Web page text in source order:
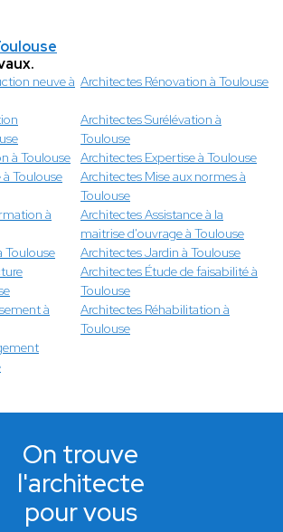
neuve à Architectes Rénovation à Toulouse
Architectes Surélévation à
Toulouse
à Toulouse
Architectes Expertise à Toulouse
Toulouse
Architectes Mise aux normes à
Toulouse
à
Architectes Assistance à la
maitrise d'ouvrage à Toulouse
Toulouse
Architectes Jardin à Toulouse
Architectes Étude de faisabilité à
Toulouse
à
Architectes Réhabilitation à
Toulouse
On trouve
l'architecte
pour vous